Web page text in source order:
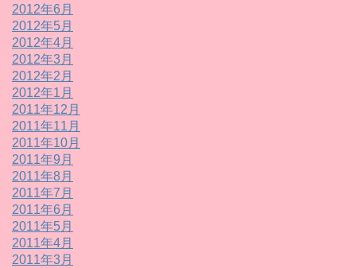
2012年6月
2012年5月
2012年4月
2012年3月
2012年2月
2012年1月
2011年12月
2011年11月
2011年10月
2011年9月
2011年8月
2011年7月
2011年6月
2011年5月
2011年4月
2011年3月